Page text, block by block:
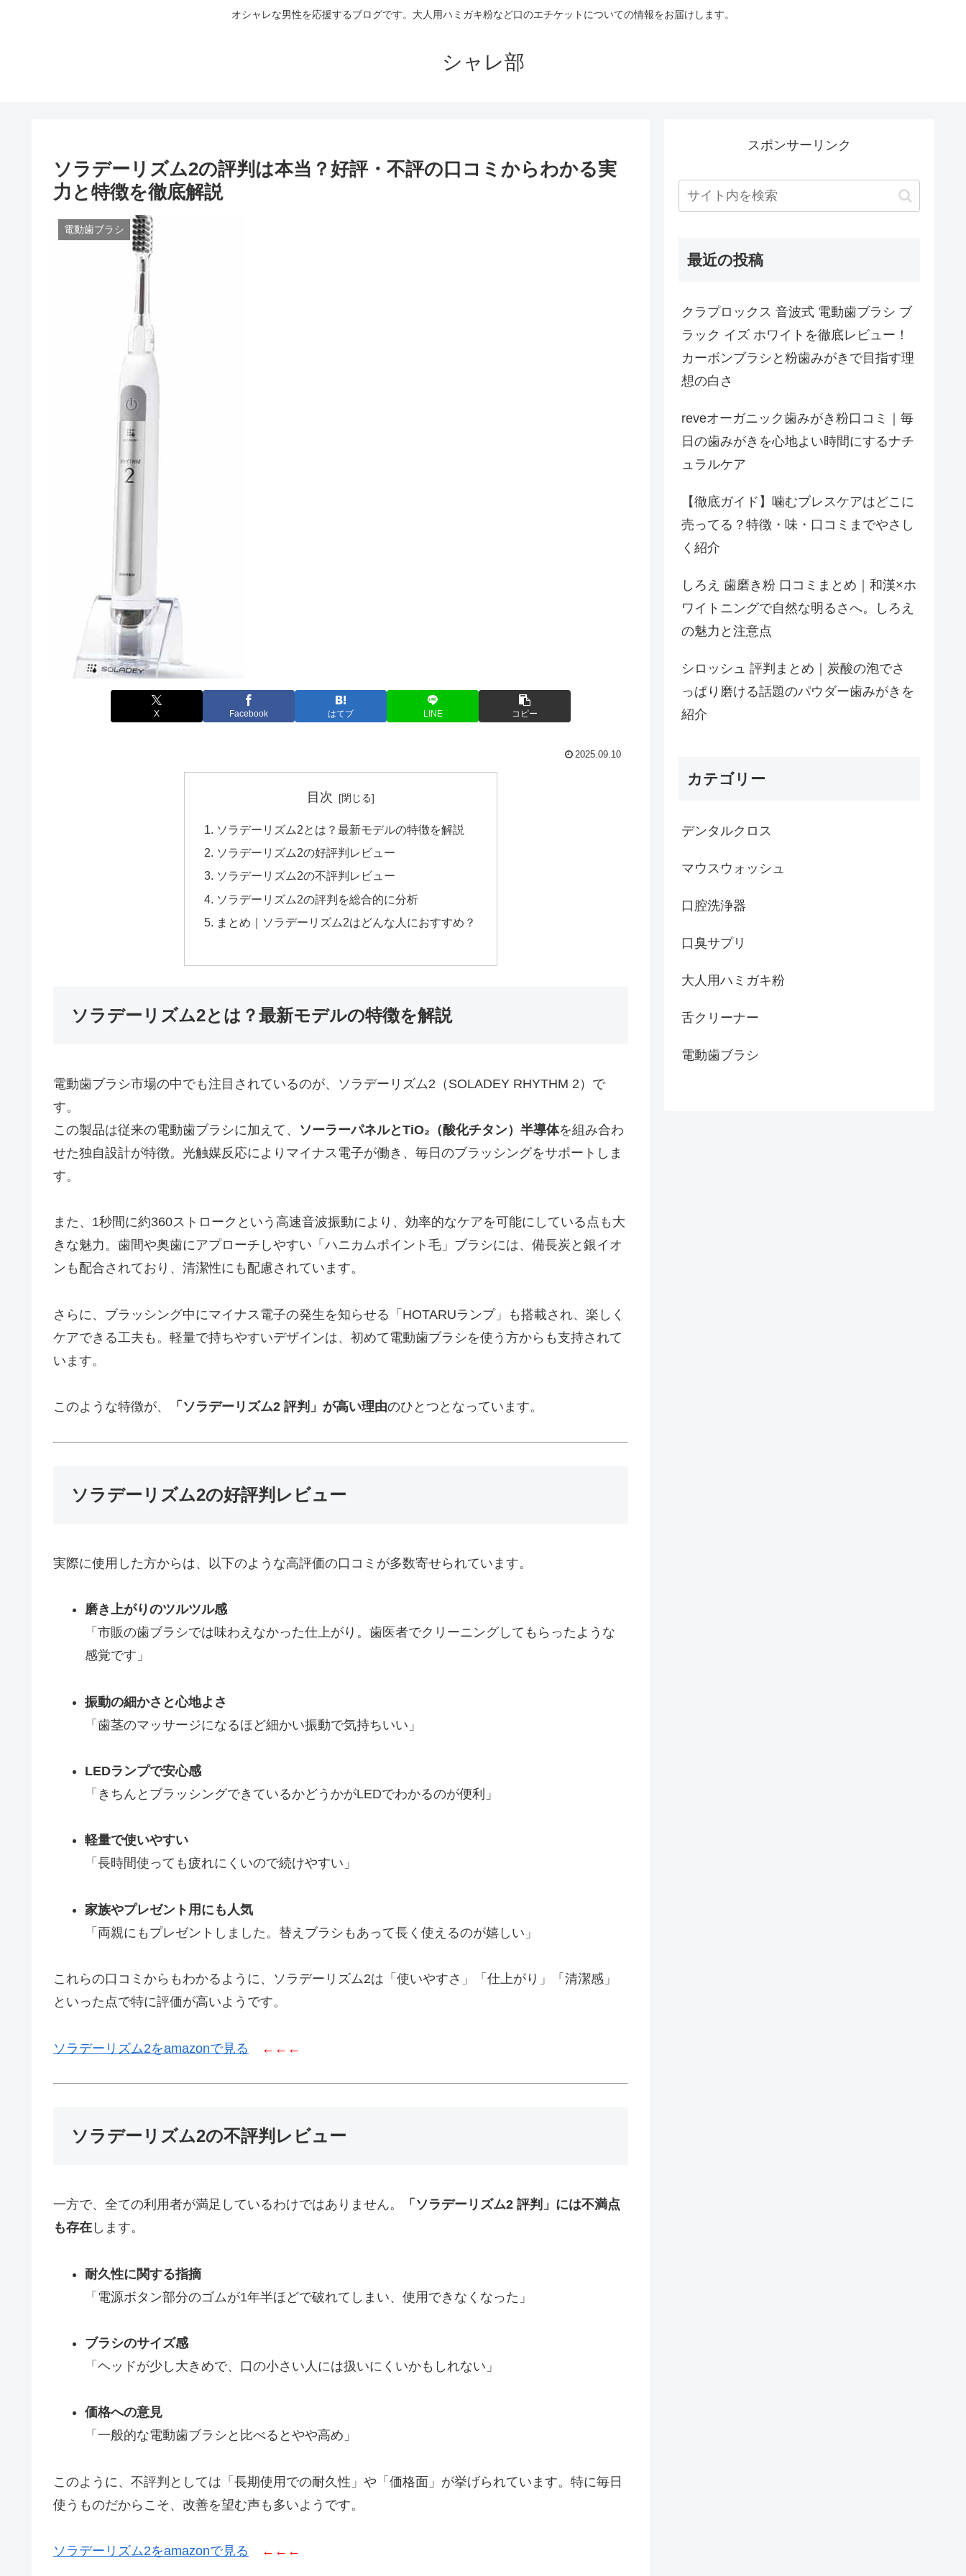
オシャレな男性を応援するブログです。大人用ハミガキ粉など口のエチケットについての情報をお届けします。
シャレ部
ソラデーリズム2の評判は本当？好評・不評の口コミからわかる実
力と特徴を徹底解説
電動歯ブラシ
X Facebook はてブ LINE コピー
2025.09.10
目次
ソラデーリズム2とは？最新モデルの特徴を解説
ソラデーリズム2の好評判レビュー
ソラデーリズム2の不評判レビュー
ソラデーリズム2の評判を総合的に分析
まとめ｜ソラデーリズム2はどんな人におすすめ？
ソラデーリズム2とは？最新モデルの特徴を解説
電動歯ブラシ市場の中でも注目されているのが、ソラデーリズム2（SOLADEY RHYTHM 2）で
す。
この製品は従来の電動歯ブラシに加えて、 ソーラーパネルとTiO₂（酸化チタン）半導体を組み合わ
せた独自設計が特徴。光触媒反応によりマイナス電子が働き、毎日のブラッシングをサポートしま
す。
また、1秒間に約360ストロークという高速音波振動により、効率的なケアを可能にしている点も大
きな魅力。歯間や奥歯にアプローチしやすい「ハニカムポイント毛」ブラシには、備長炭と銀イオ
ンも配合されており、清潔性にも配慮されています。
さらに、ブラッシング中にマイナス電子の発生を知らせる「HOTARUランプ」も搭載され、楽しく
ケアできる工夫も。軽量で持ちやすいデザインは、初めて電動歯ブラシを使う方からも支持されて
います。
このような特徴が、 「ソラデーリズム2 評判」が高い理由のひとつとなっています。
ソラデーリズム2の好評判レビュー
実際に使用した方からは、以下のような高評価の口コミが多数寄せられています。
磨き上がりのツルツル感
「市販の歯ブラシでは味わえなかった仕上がり。歯医者でクリーニングしてもらったような
感覚です」
振動の細かさと心地よさ
「歯茎のマッサージになるほど細かい振動で気持ちいい」
LEDランプで安心感
「きちんとブラッシングできているかどうかがLEDでわかるのが便利」
軽量で使いやすい
「長時間使っても疲れにくいので続けやすい」
家族やプレゼント用にも人気
「両親にもプレゼントしました。替えブラシもあって長く使えるのが嬉しい」
これらの口コミからもわかるように、ソラデーリズム2は「使いやすさ」「仕上がり」「清潔感」
といった点で特に評価が高いようです。
ソラデーリズム2をamazonで見る ←←←
ソラデーリズム2の不評判レビュー
一方で、全ての利用者が満足しているわけではありません。
「ソラデーリズム2 評判」には不満点
も存在 します。
耐久性に関する指摘
「電源ボタン部分のゴムが1年半ほどで破れてしまい、使用できなくなった」
ブラシのサイズ感
「ヘッドが少し大きめで、口の小さい人には扱いにくいかもしれない」
価格への意見
「一般的な電動歯ブラシと比べるとやや高め」
このように、不評判としては「長期使用での耐久性」や「価格面」が挙げられています。特に毎日
使うものだからこそ、改善を望む声も多いようです。
ソラデーリズム2をamazonで見る ←←←
スポンサーリンク
最近の投稿
クラプロックス 音波式 電動歯ブラシ ブ
ラック イズ ホワイトを徹底レビュー！
カーボンブラシと粉歯みがきで目指す理
想の白さ
reveオーガニック歯みがき粉口コミ｜毎
日の歯みがきを心地よい時間にするナチ
ュラルケア
【徹底ガイド】噛むブレスケアはどこに
売ってる？特徴・味・口コミまでやさし
く紹介
しろえ 歯磨き粉 口コミまとめ｜和漢×ホ
ワイトニングで自然な明るさへ。しろえ
の魅力と注意点
シロッシュ 評判まとめ｜炭酸の泡でさ
っぱり磨ける話題のパウダー歯みがきを
紹介
カテゴリー
デンタルクロス
マウスウォッシュ
口腔洗浄器
口臭サプリ
大人用ハミガキ粉
舌クリーナー
電動歯ブラシ